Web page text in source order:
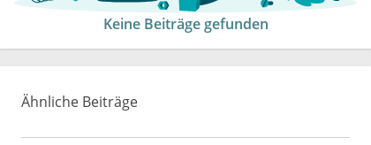
Keine Beiträge gefunden
Ähnliche Beiträge